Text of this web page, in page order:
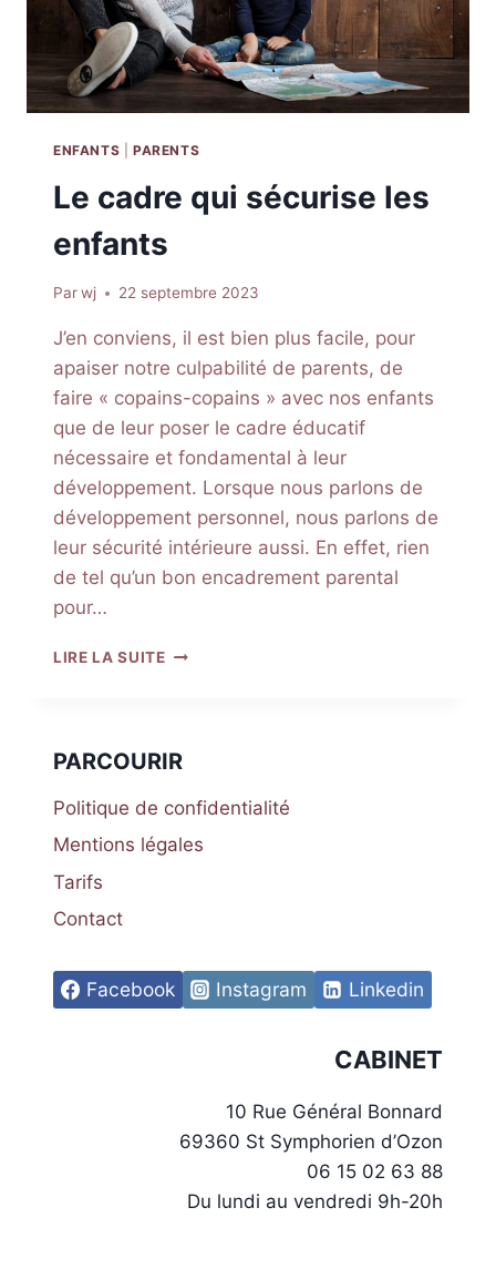
ENFANTS PARENTS
Le cadre qui sécurise les
enfants
Parwj 22 septembre 2023
J’en conviens, il est bien plus facile, pour
apaiser notre culpabilité de parents, de
faire « copains-copains » avec nos enfants
que de leur poser le cadre éducatif
nécessaire et fondamental à leur
développement. Lorsque nous parlons de
développement personnel, nous parlons de
leur sécurité intérieure aussi. En effet, rien
de tel qu’un bon encadrement parental
pour…
LIRE LA SUITELE
ENFANTS
PARCOURIR
Politique de confidentialité
Mentions légales
Tarifs
Contact
Facebook Instagram Linkedin
CABINET
10 Rue Général Bonnard
69360 St Symphorien d’Ozon
06 15 02 63 88
Du lundi au vendredi 9h-20h